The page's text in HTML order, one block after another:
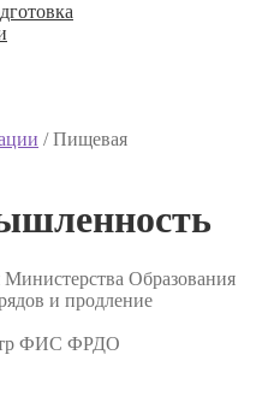
/Пищевая
Министерства Образования
и продление
ФИС ФРДО